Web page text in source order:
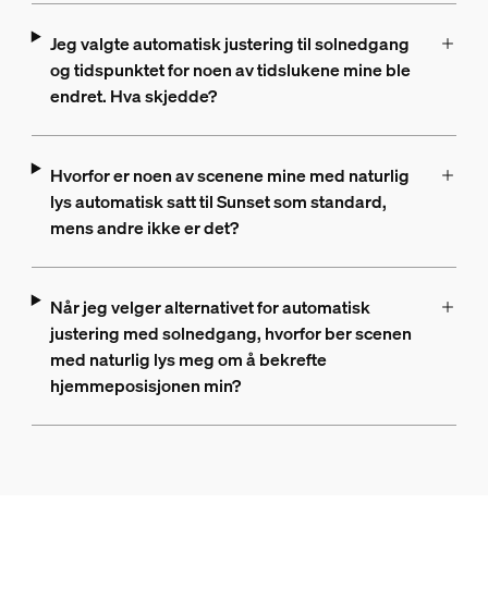
Jeg valgte automatisk justering til solnedgang
og tidspunktet for noen av tidslukene mine ble
endret. Hva skjedde?
Hvorfor er noen av scenene mine med naturlig
lys automatisk satt til Sunset som standard,
mens andre ikke er det?
Når jeg velger alternativet for automatisk
justering med solnedgang, hvorfor ber scenen
med naturlig lys meg om å bekrefte
hjemmeposisjonen min?